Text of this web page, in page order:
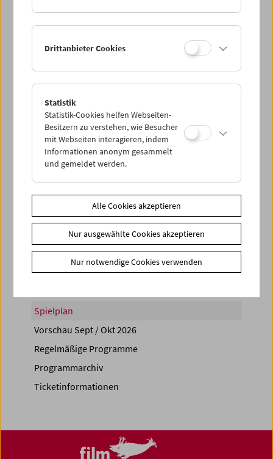
So 10.8.
PROGRAMM ÜBERBLICK
Spielplan
Vorschau Sept / Okt 2026
Regelmäßige Programme
Programmarchiv
Ticketinformationen
Drittanbieter Cookies
Statistik
Statistik-Cookies helfen Webseiten-
Besitzern zu verstehen, wie Besucher
mit Webseiten interagieren, indem
Informationen anonym gesammelt
und gemeldet werden.
Alle Cookies akzeptieren
Nur ausgewählte Cookies akzeptieren
Nur notwendige Cookies verwenden